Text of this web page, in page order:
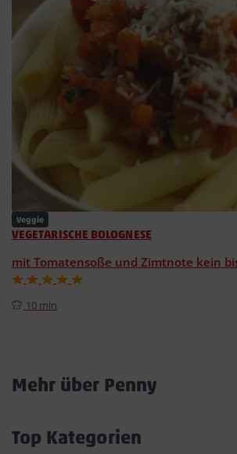
Veggie
VEGETARISCHE BOLOGNESE
mit Tomatensoße und Zimtnote kein
10 min
Mehr über Penny
Top Kategorien